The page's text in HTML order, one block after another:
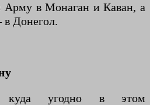
Арму в Монаган и Каван, а
Донегол.
куда угодно в этом